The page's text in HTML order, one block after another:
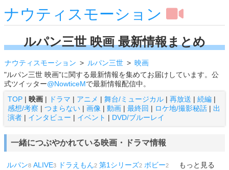
ナウティスモーション
ルパン三世 映画 最新情報まとめ
ナウティスモーション ルパン三世
映画
"ルパン三世 映画"に関する最新情報を集めてお届けしています。公
式ツイッター@NowticeMで最新情報配信中。
TOP | 映画 | ドラマ | アニメ | 舞台/ミュージカル | 再放送 | 続編 |
感想/考察 | つまらない | 画像 | 動画 | 最終回 | ロケ地/撮影秘話 | 出
演者 | インタビュー | イベント | DVD/ブルーレイ
一緒につぶやかれている映画・ドラマ情報
もっと見る
ルパン8 ALIVE3 ドラえもん2 第1シリーズ2 ボビー2 『首』 2 トイ・